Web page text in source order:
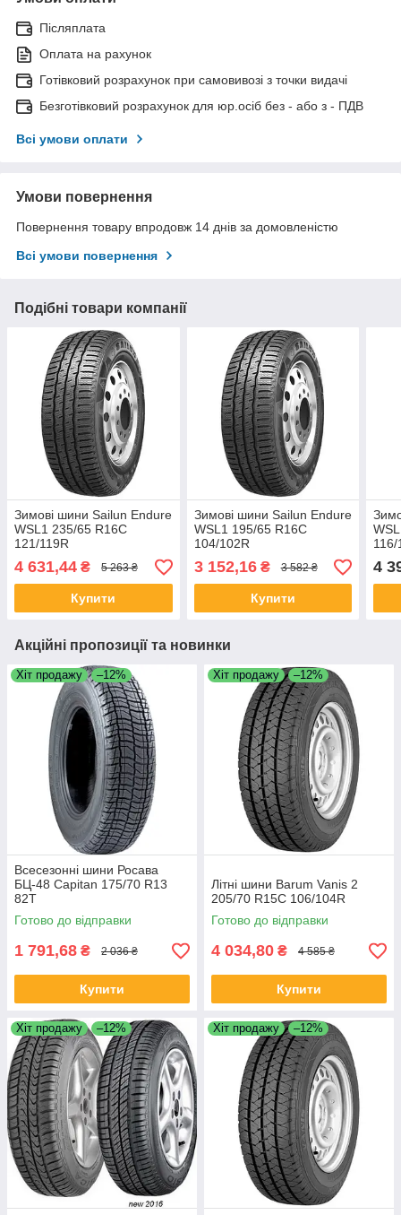
Післяплата
Оплата на рахунок
Готівковий розрахунок при самовивозі з точки видачі
Безготівковий розрахунок для юр.осіб без - або з - ПДВ
Всі умови оплати
Умови повернення
Повернення товару впродовж 14 днів за домовленістю
Всі умови повернення
Подібні товари компанії
Зимові шини Sailun Endure
WSL1 235/65 R16C
121/119R
4 631,44 ₴ 5 263 ₴
Купити
Зимові шини Sailun Endure
WSL1 195/65 R16C
104/102R
3 152,16₴ 3 582 ₴
Купити
116/
4
Акційні пропозиції та новинки
Хіт продажу –12%
Всесезонні шини Росава
БЦ-48 Capitan 175/70 R13
82T
Готово до відправки
1 791,68 ₴ 2 036 ₴
Купити
Хіт продажу –12%
Літні шини Barum Vanis 2
205/70 R15C 106/104R
Готово до відправки
4 034,80 ₴ 4 585 ₴
Купити
Хіт продажу –12% Хіт продажу –12%